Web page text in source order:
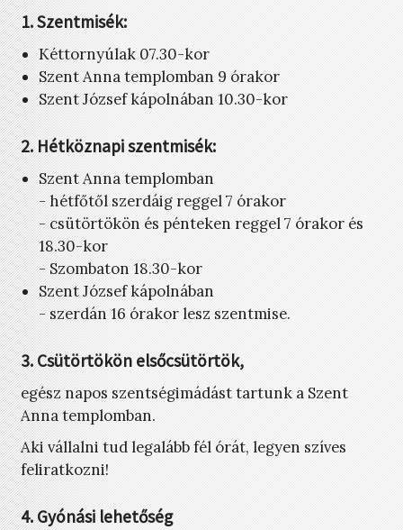
1. Szentmisék:
Kéttornyúlak 07.30-kor
Szent Anna templomban 9 órakor
Szent József kápolnában 10.30-kor
2. Hétköznapi szentmisék:
Szent Anna templomban
- hétfőtől szerdáig reggel 7 órakor
- csütörtökön és pénteken reggel 7 órakor és
18.30-kor
- Szombaton 18.30-kor
Szent József kápolnában
- szerdán 16 órakor lesz szentmise.
3. Csütörtökön elsőcsütörtök,
egész napos szentségimádást tartunk a Szent
Anna templomban.
Aki vállalni tud legalább fél órát, legyen szíves
feliratkozni!
4. Gyónási lehetőség